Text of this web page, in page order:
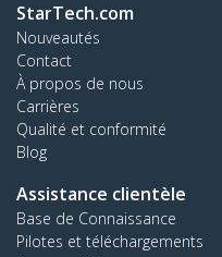
StarTech.com
Nouveautés
Contact
À propos de nous
Carrières
Qualité et conformité
Blog
Assistance clientèle
Base de Connaissance
Pilotes et téléchargements